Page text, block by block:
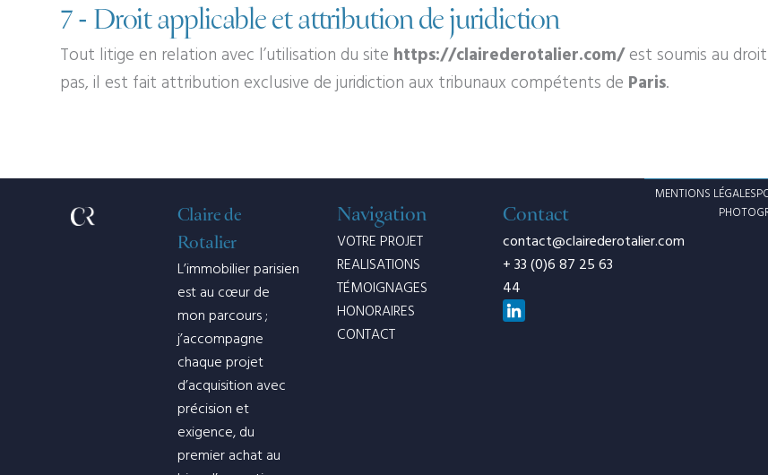
7 - Droit applicable et attribution de juridiction
Tout litige en relation avec l’utilisation du site https://clairederotalier.com/est soumis au
pas, il est fait attribution exclusive de juridiction aux tribunaux compétents de Paris.
Claire de
Rotalier
L’immobilier parisien
est au cœur de
mon parcours ;
j’accompagne
chaque projet
d’acquisition avec
précision et
exigence, du
premier achat au
Navigation
VOTRE PROJET
REALISATIONS
TÉMOIGNAGES
HONORAIRES
CONTACT
Contact
contact@clairederotalier.com
+ 33 (0)6 87 25 63
44
MENTIONS LÉGALES